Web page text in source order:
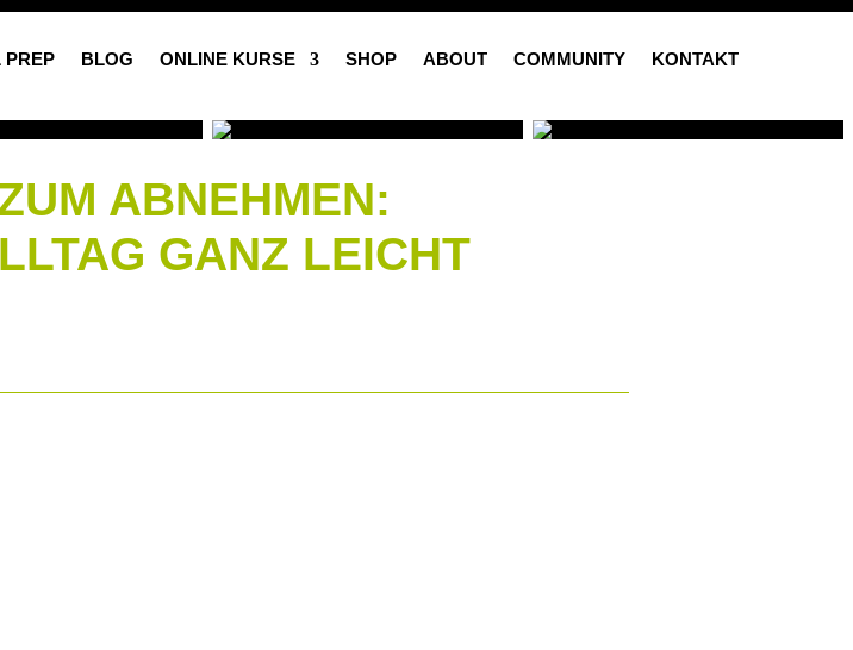
PREP BLOG ONLINE KURSE SHOP ABOUT COMMUNITY KONTAKT
ABNEHMEN:
GANZ LEICHT